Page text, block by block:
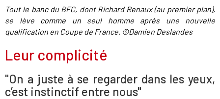
Tout le banc du BFC, dont Richard Renaux (au premier plan),
se lève comme un seul homme après une nouvelle
qualification en Coupe de France. ©Damien Deslandes
Leur complicité
"On a juste à se regarder dans les yeux,
c’est instinctif entre nous"